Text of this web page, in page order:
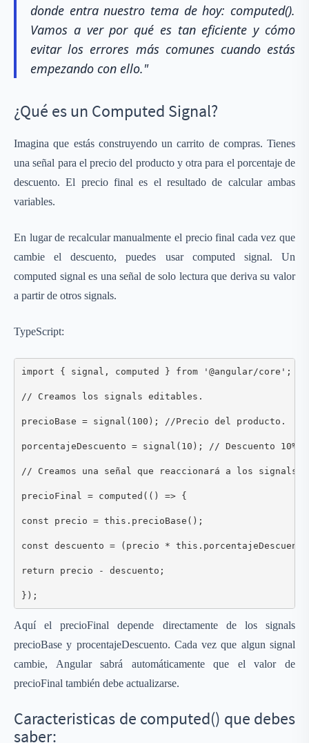
donde entra nuestro tema de hoy: computed().
Vamos a ver por qué es tan eficiente y cómo
evitar los errores más comunes cuando estás
empezando con ello."
¿Qué es un Computed Signal?
Imagina que estás construyendo un carrito de compras. Tienes
una señal para el precio del producto y otra para el porcentaje de
descuento. El precio final es el resultado de calcular ambas
variables.
En lugar de recalcular manualmente el precio final cada vez que
cambie el descuento, puedes usar computed signal. Un
computed signal es una señal de solo lectura que deriva su valor
a partir de otros signals.
TypeScript:
import { signal, computed } from '@angular/core';
// Creamos los signals editables.
precioBase = signal(100); //Precio del producto.
porcentajeDescuento = signal(10); // Descuento 10%.
// Creamos una señal que reaccionará a los signals
precioFinal = computed(() => {
const precio = this.precioBase();
const descuento = (precio *
return precio - descuento;
});
Aquí el precioFinal depende directamente de los signals
precioBase y procentajeDescuento. Cada vez que algun signal
cambie, Angular sabrá automáticamente que el valor de
precioFinal también debe actualizarse.
Caracteristicas de computed() que debes
saber: